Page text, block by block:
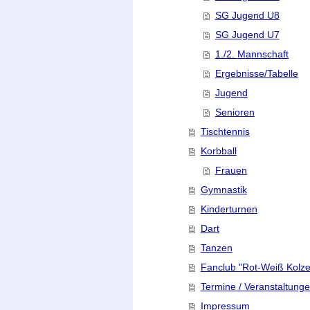
SG Jugend U8
SG Jugend U7
1./2. Mannschaft
Ergebnisse/Tabelle
Jugend
Senioren
Tischtennis
Korbball
Frauen
Gymnastik
Kinderturnen
Dart
Tanzen
Fanclub "Rot-Weiß
Termine /
Impressum